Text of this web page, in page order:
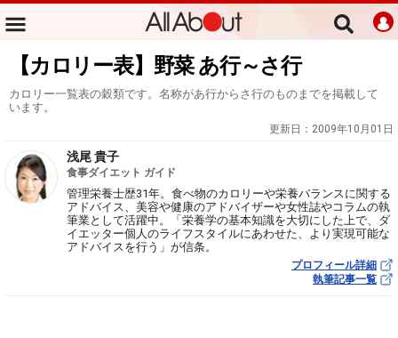
【カロリー表】野菜 あ行～さ行
カロリー一覧表の穀類です。名称があ行からさ行のものまでを掲載して
います。
更新日： 2009年10月01日
浅尾 貴子
食事ダイエット ガイド
管理栄養士歴31年。食べ物のカロリーや栄養バランスに関する
アドバイス、美容や健康のアドバイザーや女性誌やコラムの執
筆業として活躍中。「栄養学の基本知識を大切にした上で、ダ
イエッター個人のライフスタイルにあわせた、より実現可能な
アドバイスを行う」が信条。
プロフィール詳細
執筆記事一覧